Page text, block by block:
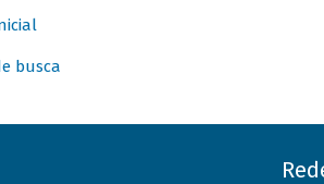
busca